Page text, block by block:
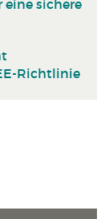
sichere
Richtlinie